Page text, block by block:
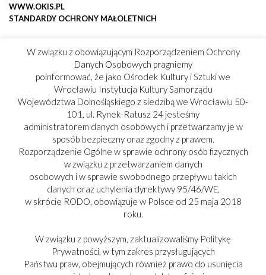
WWW.OKIS.PL
STANDARDY OCHRONY MAŁOLETNICH
W związku z obowiązującym Rozporządzeniem Ochrony
Danych Osobowych pragniemy
poinformować, że jako Ośrodek Kultury i Sztuki we
Wrocławiu Instytucja Kultury Samorządu
Województwa Dolnośląskiego z siedzibą we Wrocławiu 50-
101, ul. Rynek-Ratusz 24 jesteśmy
administratorem danych osobowych i przetwarzamy je w
sposób bezpieczny oraz zgodny z prawem.
Rozporządzenie Ogólne w sprawie ochrony osób fizycznych
w związku z przetwarzaniem danych
osobowych i w sprawie swobodnego przepływu takich
danych oraz uchylenia dyrektywy 95/46/WE,
w skrócie RODO, obowiązuje w Polsce od 25 maja 2018
roku.
W związku z powyższym, zaktualizowaliśmy Politykę
Prywatności, w tym zakres przysługujących
Państwu praw, obejmujących również prawo do usunięcia